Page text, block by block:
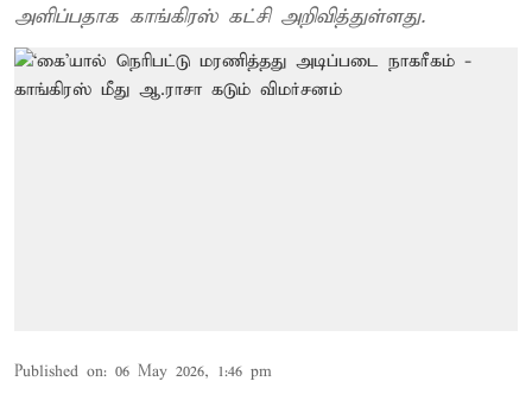
அளிப்பதாக காங்கிரஸ் கட்சி அறிவித்துள்ளது.
Published on: 06 May 2026, 1:46 pm